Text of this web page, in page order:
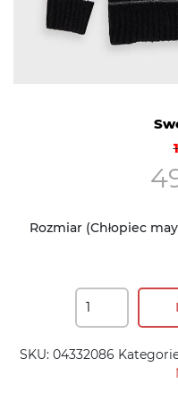
Rozmiar (Chłopiec
SKU: 04332086